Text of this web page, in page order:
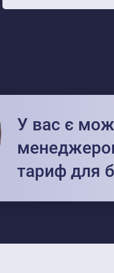
У вас є
тариф для